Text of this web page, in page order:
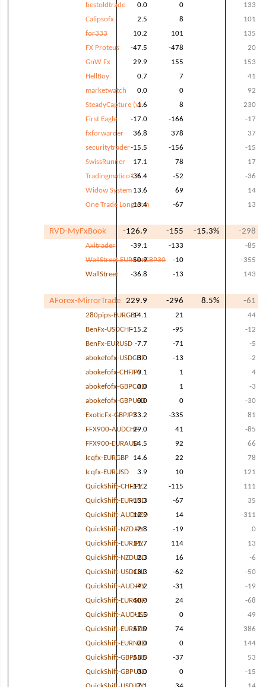
bestoldtrade
0.0 0
133
Calipsofx
2.5 8
101
for333
10.2 101
135
FX Proteus
-47.5 -478
20
GnW Fx
29.9 155
153
HellBoy
0.7 7
41
marketwatch
0.0 0
92
SteadyCapture (v)1.6 8
230
First Eagle
-17.0 -166
-17
fxforwarder
36.8 378
37
securitytrader-15.5 -156
-15
SwissRunner
17.1 78
17
Tradingmatico1.5
-36.4 -52
-36
Widow System 13.6 69
14
One Trade Longterm
13.4 -67 13
RVD-MyFxBook -126.9 -155 -15.3% -298
Axitrader -39.1 -133
-85
WallStreet EUR33+GBP30
-50.9 -10
-355
WallStreet
-36.8 -13 143
AForex-MirrorTrade 229.9 -296 8.5% -61
280pips-EURGBP14.1 21
44
BenFx-USDCHF-15.2 -95
-12
BenFx-EURUSD -7.7 -71
-5
abokefofx-USDCHF
-3.0 -13
-2
abokefofx-CHFJPY0.1 1
4
abokefofx-GBPCAD
0.0 1
-3
abokefofx-GBPUSD
0.0 0
-30
ExoticFx-GBPJPY-33.2 -335
81
FFX900-AUDCHF29.0 41
-85
FFX900-EURAUD54.5 92
66
Icqfx-EURGBP
14.6 22
78
Icqfx-EURUSD
3.9 10
121
QuickShift-CHFJPY
-11.2 -115
111
QuickShift-EURUSD
-13.3 -67
35
QuickShift-AUDNZD
12.9 14
-311
QuickShift-NZDJPY
-2.8 -19
0
QuickShift-EURJPY
11.7 114
13
QuickShift-NZDUSD
2.3 16
-6
QuickShift-USDCHF
-13.3 -62
-50
QuickShift-AUDJPY
-4.2 -31
-19
QuickShift-EURGBP
40.0 24
-68
QuickShift-AUDUSD
-1.5 0
49
QuickShift-EURAUD
57.9 74
386
QuickShift-EURNZD
0.0 0
144
QuickShift-GBPAUD
53.5 -37
53
QuickShift-GBPUSD
0.0 0
-15